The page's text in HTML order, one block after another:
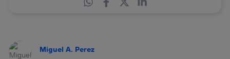
Miguel A. Perez